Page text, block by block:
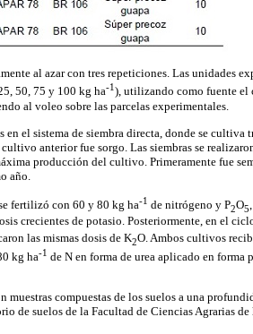
al azar con tres repeticiones. Las unidades
50, 75 y 100 kg ha-1), utilizando como fuente el
al voleo sobre las parcelas experimentales.
en el sistema de siembra directa, donde se
anterior fue sorgo. Las siembras se
producción del cultivo. Primeramente fue
año.
fertilizó con 60 y 80 kg ha-1 de nitrógeno y P2O5
crecientes de potasio. Posteriormente, en el
las mismas dosis de K2O. Ambos cultivos
kg ha-1 de N en forma de urea aplicado en forma
compuestas de los suelos a una
de suelos de la Facultad de Ciencias Agrarias